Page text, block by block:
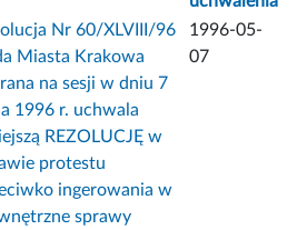
Nr 60/XLVIII/96
Miasta Krakowa
na sesji w dniu 7
1996 r. uchwala
REZOLUCJĘ w
protestu
ingerowania w
sprawy
1996-05-
07